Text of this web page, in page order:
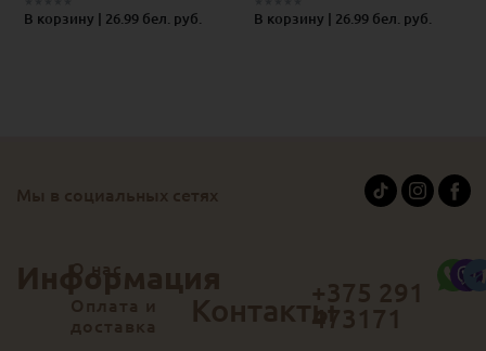
В корзину | 26.99 бел. руб. В корзину | 26.99 бел. руб.
Мы в социальных сетях
Информация
О нас
Оплата и
доставка
Контакты+375 291
473171